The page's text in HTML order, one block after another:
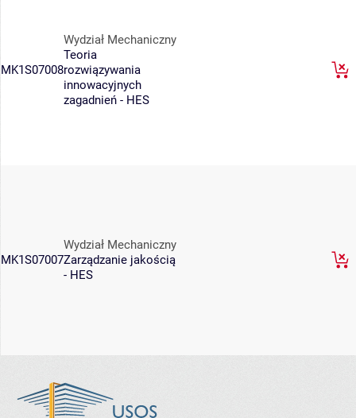
MK1S07008
Wydział Mechaniczny
Teoria
rozwiązywania
innowacyjnych
zagadnień - HES
MK1S07007
Wydział Mechaniczny
Zarządzanie jakością
- HES